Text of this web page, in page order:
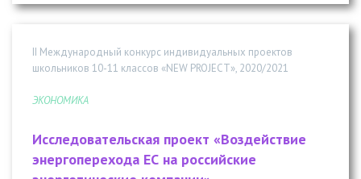
II Международный конкурс индивидуальных проектов
школьников 10-11 классов «NEW PROJECT», 2020/2021
ЭКОНОМИКА
Исследовательская проект «Воздействие
энергоперехода ЕС на российские